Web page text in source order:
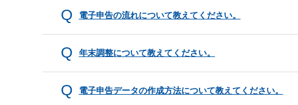
電子申告の流れについて教えてください。
年末調整について教えてください。
電子申告データの作成方法について教えてください。